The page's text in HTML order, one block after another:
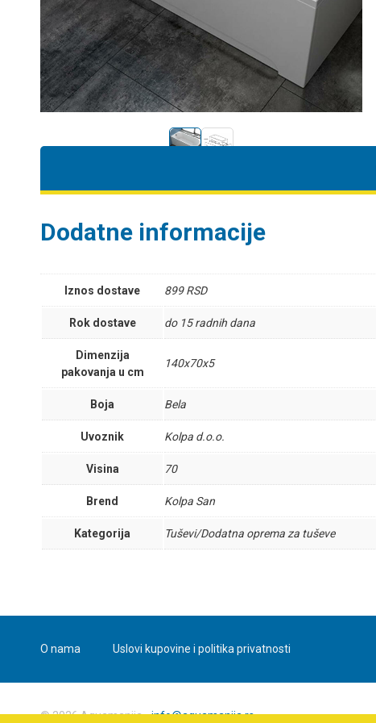
Dodatne informacije
Iznos dostave 899 RSD
Rok dostave do 15 radnih dana
Dimenzija
pakovanja u cm
140x70x5
Boja Bela
Uvoznik Kolpa d.o.o.
Visina 70
Brend Kolpa San
Kategorija Tuševi/Dodatna oprema za tuševe
O nama Uslovi kupovine i politika privatnosti
© 2026 Aquamanija -info@aquamanija.rs